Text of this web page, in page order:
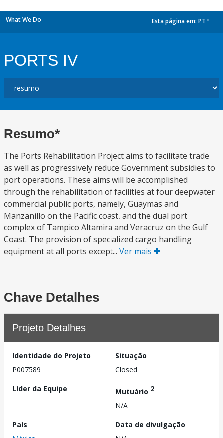
What We Do Esta página em: PT
PORTS IV
Resumo*
The Ports Rehabilitation Project aims to facilitate trade
as well as progressively reduce Government subsidies to
port operations. These aims will be accomplished
through the rehabilitation of facilities at four deepwater
commercial public ports, namely, Guaymas and
Manzanillo on the Pacific coast, and the dual port
complex of Tampico Altamira and Veracruz on the Gulf
Coast. The provision of specialized cargo handling
equipment at all ports except... Ver mais
Chave Detalhes
Projeto Detalhes
Identidade do Projeto
P007589
Situação
Closed
Líder da Equipe
Mutuário 2
N/A
País
Data de divulgação